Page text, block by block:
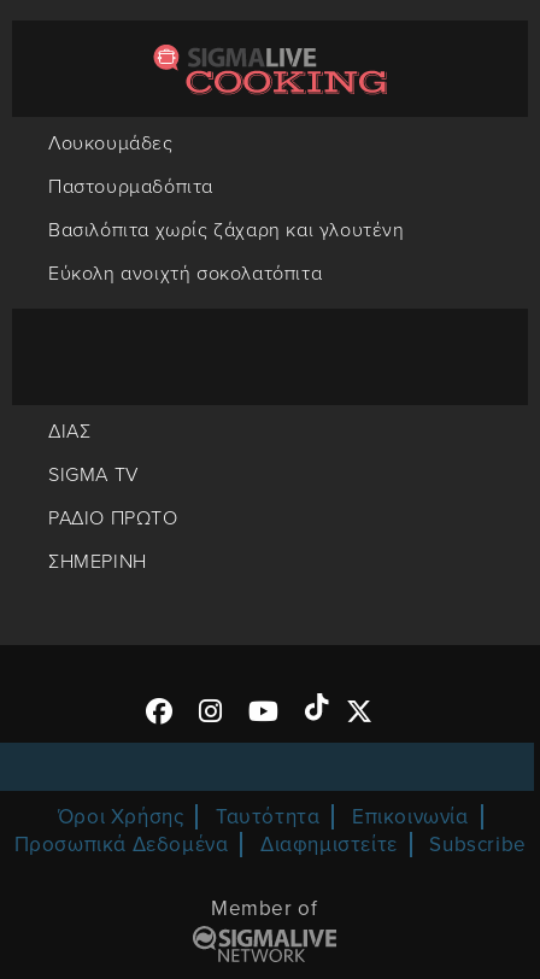
Λουκουμάδες
Παστουρμαδόπιτα
Βασιλόπιτα χωρίς ζάχαρη και γλουτένη
Εύκολη ανοιχτή σοκολατόπιτα
ΔΙΑΣ
SIGMA TV
ΡΑΔΙΟ ΠΡΩΤΟ
ΣΗΜΕΡΙΝΗ
Όροι Χρήσης Ταυτότητα
Επικοινωνία
Προσωπικά Δεδομένα
Διαφημιστείτε Subscribe
Member of